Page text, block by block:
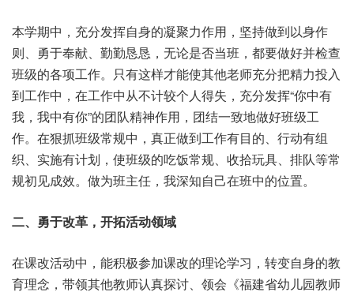
本学期中，充分发挥自身的凝聚力作用，坚持做到以身作
则、勇于奉献、勤勤恳恳，无论是否当班，都要做好并检查
班级的各项工作。只有这样才能使其他老师充分把精力投入
到工作中，在工作中从不计较个人得失，充分发挥“你中有
我，我中有你”的团队精神作用，团结一致地做好班级工
作。在狠抓班级常规中，真正做到工作有目的、行动有组
织、实施有计划，使班级的吃饭常规、收拾玩具、排队等常
规初见成效。做为班主任，我深知自己在班中的位置。
二、勇于改革，开拓活动领域
在课改活动中，能积极参加课改的理论学习，转变自身的教
育理念，带领其他教师认真探讨、领会《福建省幼儿园教师